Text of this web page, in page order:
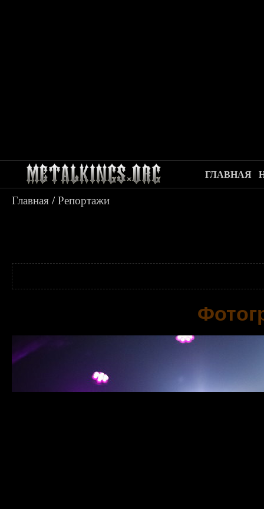
ГЛАВНАЯ
Главная /Репортажи